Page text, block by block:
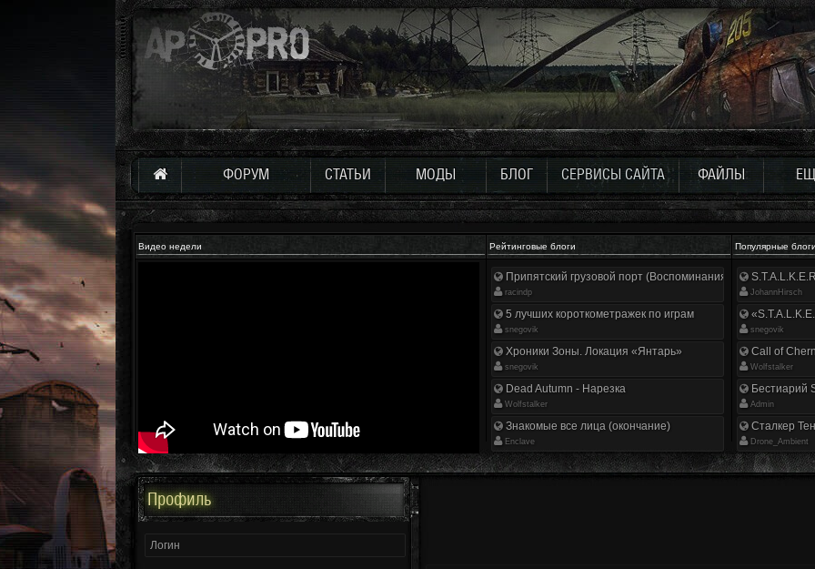
ФОРУМ СТАТЬИ МОДЫ БЛОГ СЕРВИСЫ САЙТА ФАЙЛЫ
Видео недели Рейтинговые блоги Популярные
Припятский грузовой порт (Воспоминания ликвидатора)
racindp
5 лучших короткометражек по играм
snegovik
Хроники Зоны. Локация «Янтарь»
snegovik
Dead Autumn - Нарезка
Wolfstalker
Знакомые все лица (окончание)
Enclave
JohannHirsch
snegovik
Call of
Wolfstalker
Бестиарий
Аdmin
Сталкер
Drone_Ambient
Профиль